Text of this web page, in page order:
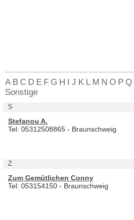
A B C D E F G H I J K L M N O P Q
Sonstige
S
Stefanou A.
Tel: 05312508865 - Braunschweig
Z
Zum Gemütlichen Conny
Tel: 053154150 - Braunschweig